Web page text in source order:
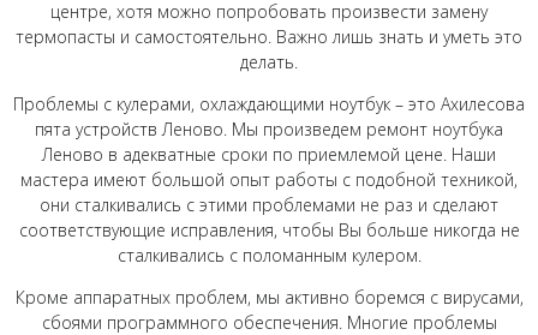
центре, хотя можно попробовать произвести замену
термопасты и самостоятельно. Важно лишь знать и уметь это
делать.
Проблемы с кулерами, охлаждающими ноутбук – это Ахилесова
пята устройств Леново. Мы произведем ремонт ноутбука
Леново в адекватные сроки по приемлемой цене. Наши
мастера имеют большой опыт работы с подобной техникой,
они сталкивались с этими проблемами не раз и сделают
соответствующие исправления, чтобы Вы больше никогда не
сталкивались с поломанным кулером.
Кроме аппаратных проблем, мы активно боремся с вирусами,
сбоями программного обеспечения. Многие проблемы